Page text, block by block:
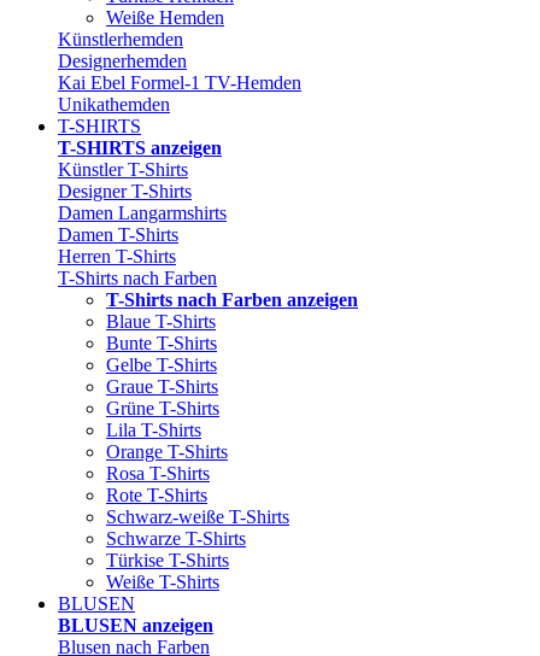
Weiße Hemden
Künstlerhemden
Designerhemden
Kai Ebel Formel-1 TV-Hemden
Unikathemden
T-SHIRTS
T-SHIRTS anzeigen
Künstler T-Shirts
Designer T-Shirts
Damen Langarmshirts
Damen T-Shirts
Herren T-Shirts
T-Shirts nach Farben
T-Shirts nach Farben anzeigen
Blaue T-Shirts
Bunte T-Shirts
Gelbe T-Shirts
Graue T-Shirts
Grüne T-Shirts
Lila T-Shirts
Orange T-Shirts
Rosa T-Shirts
Rote T-Shirts
Schwarz-weiße T-Shirts
Schwarze T-Shirts
Türkise T-Shirts
Weiße T-Shirts
BLUSEN
BLUSEN anzeigen
Blusen nach Farben